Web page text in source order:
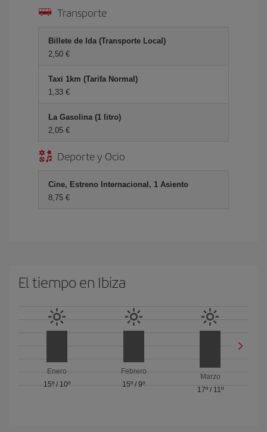
Transporte
Billete de Ida (Transporte Local)
2,50 €
Taxi 1km (Tarifa Normal)
1,33 €
La Gasolina (1 litro)
2,05 €
Deporte y Ocio
Cine, Estreno Internacional, 1 Asiento
8,75 €
El tiempo en Ibiza
Enero
15º/ 10º
Febrero
15º / 9º
Marzo
17º/ 11º